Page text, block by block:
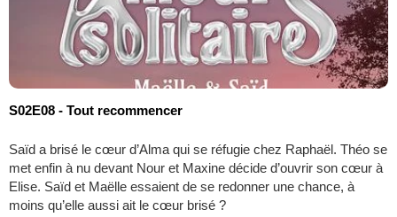
S02E08 - Tout recommencer
Saïd a brisé le cœur d’Alma qui se réfugie chez Raphaël. Théo se
met enfin à nu devant Nour et Maxine décide d’ouvrir son cœur à
Elise. Saïd et Maëlle essaient de se redonner une chance, à
moins qu’elle aussi ait le cœur brisé ?